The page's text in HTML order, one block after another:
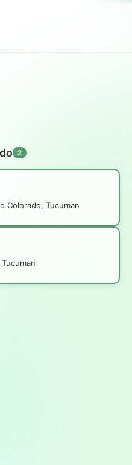
2
Colorado, Tucuman